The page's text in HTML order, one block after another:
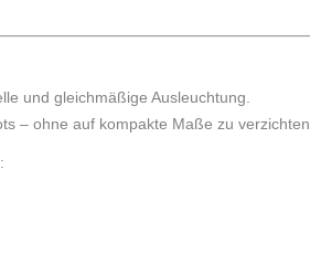
und gleichmäßige Ausleuchtung.
– ohne auf kompakte Maße zu verzichten.